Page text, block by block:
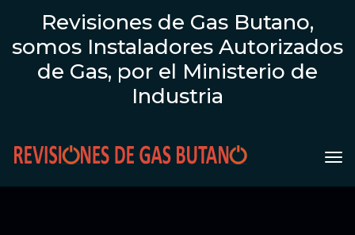
Revisiones de Gas Butano,
somos Instaladores Autorizados
de Gas, por el Ministerio de
Industria